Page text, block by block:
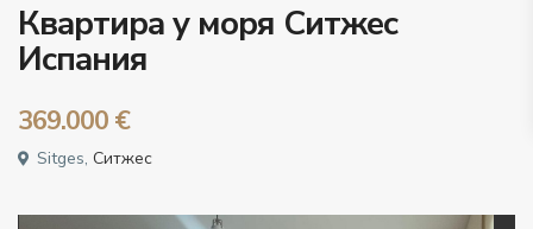
Квартира у моря Ситжес
Испания
369.000 €
Sitges, Ситжес